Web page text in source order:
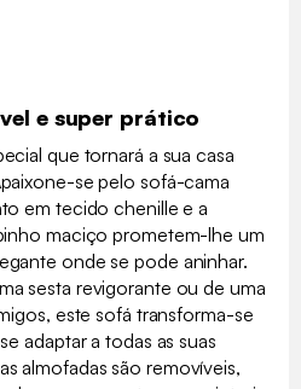
e super prático
que tornará a sua casa
se pelo sofá-cama
em tecido chenille e a
maciço prometem-lhe um
onde se pode aninhar.
sesta revigorante ou de uma
este sofá transforma-se
adaptar a todas as suas
almofadas são removíveis,